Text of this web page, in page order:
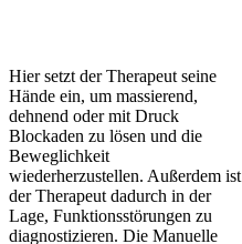
Hier setzt der Therapeut seine
Hände ein, um massierend,
dehnend oder mit Druck
Blockaden zu lösen und die
Beweglichkeit
wiederherzustellen. Außerdem ist
der Therapeut dadurch in der
Lage, Funktionsstörungen zu
diagnostizieren. Die Manuelle